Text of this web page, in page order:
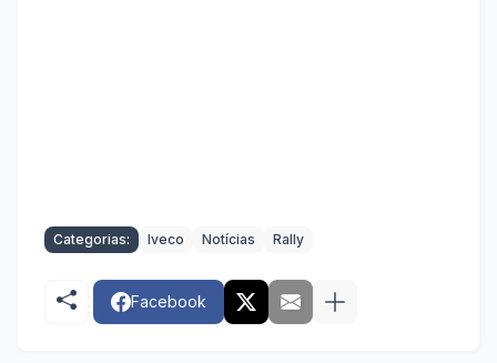
Categorias: Iveco Notícias Rally
Facebook